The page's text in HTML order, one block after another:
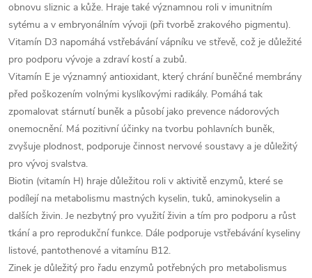
obnovu sliznic a kůže. Hraje také významnou roli v imunitním
sytému a v embryonálním vývoji (při tvorbě zrakového pigmentu).
Vitamín D3 napomáhá vstřebávání vápníku ve střevě, což je důležité
pro podporu vývoje a zdraví kostí a zubů.
Vitamín E je významný antioxidant, který chrání buněčné membrány
před poškozením volnými kyslíkovými radikály. Pomáhá tak
zpomalovat stárnutí buněk a působí jako prevence nádorových
onemocnění. Má pozitivní účinky na tvorbu pohlavních buněk,
zvyšuje plodnost, podporuje činnost nervové soustavy a je důležitý
pro vývoj svalstva.
Biotin (vitamín H) hraje důležitou roli v aktivitě enzymů, které se
podílejí na metabolismu mastných kyselin, tuků, aminokyselin a
dalších živin. Je nezbytný pro využití živin a tím pro podporu a růst
tkání a pro reprodukční funkce. Dále podporuje vstřebávání kyseliny
listové, pantothenové a vitamínu B12.
Zinek je důležitý pro řadu enzymů potřebných pro metabolismus